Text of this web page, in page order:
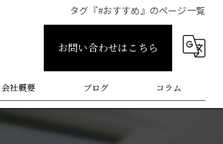
タグ『#おすすめ』のページ一覧
お問い合わせはこちら
会社概要 ブログ コラム